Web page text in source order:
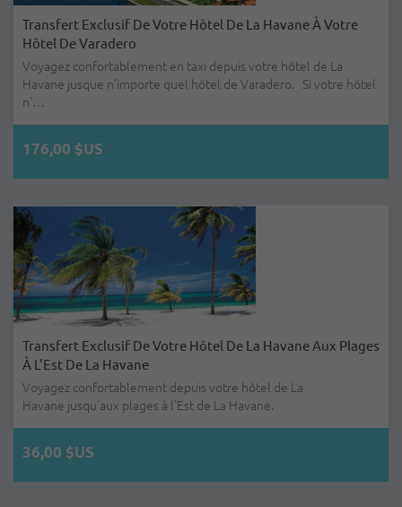
Transfert Exclusif De Votre Hôtel De La Havane À Votre
Hôtel De Varadero
Voyagez confortablement en taxi depuis votre hôtel de La
Havane jusque n’importe quel hôtel de Varadero. Si votre hôtel
n'…
176,00 $US
Transfert Exclusif De Votre Hôtel De La Havane Aux Plages
À L'Est De La Havane
Voyagez confortablement depuis votre hôtel de La
Havane jusqu'aux plages à l'Est de La Havane.
36,00 $US